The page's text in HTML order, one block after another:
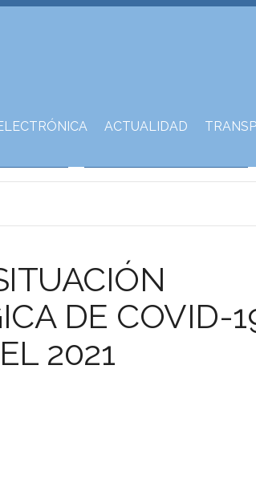
ACTUALIDAD
DE COVID-
2021